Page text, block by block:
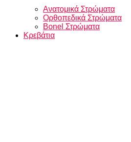
Ανατομικά Στρώματα
Ορθοπεδικά Στρώματα
Bonel Στρώματα
Κρεβάτια